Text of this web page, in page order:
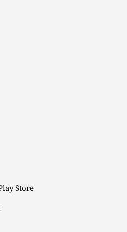
Store